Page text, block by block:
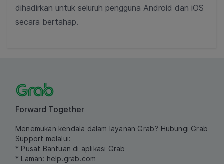
dihadirkan untuk seluruh pengguna Android dan iOS
secara bertahap.
Forward Together
Menemukan kendala dalam layanan Grab? Hubungi Grab
Support melalui:
* Pusat Bantuan di aplikasi Grab
* Laman: help.grab.com